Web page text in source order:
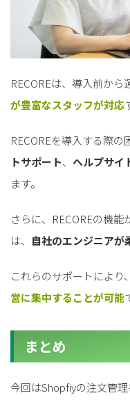
RECOREは、導入前から
が豊富なスタッフが対応
RECOREを導入する際の
トサポート、 ヘルプサイ
ます。
さらに、RECOREの機
は、 自社のエンジニアが
これらのサポートにより
営に集中することが可能
まとめ
今回はShopfiyの注文管